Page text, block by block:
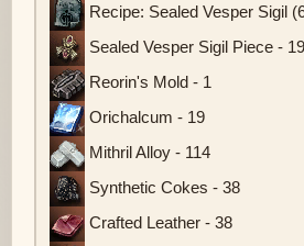
Recipe: Sealed Vesper Sigil
Sealed Vesper Sigil Piece - 19
Reorin's Mold - 1
Orichalcum - 19
Mithril Alloy - 114
Synthetic Cokes - 38
Crafted Leather - 38